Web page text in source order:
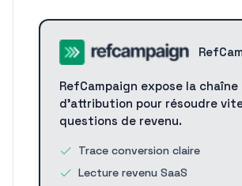
RefCampaign expose la chaîne
d'attribution pour résoudre
questions de revenu.
Trace conversion claire
Lecture revenu SaaS